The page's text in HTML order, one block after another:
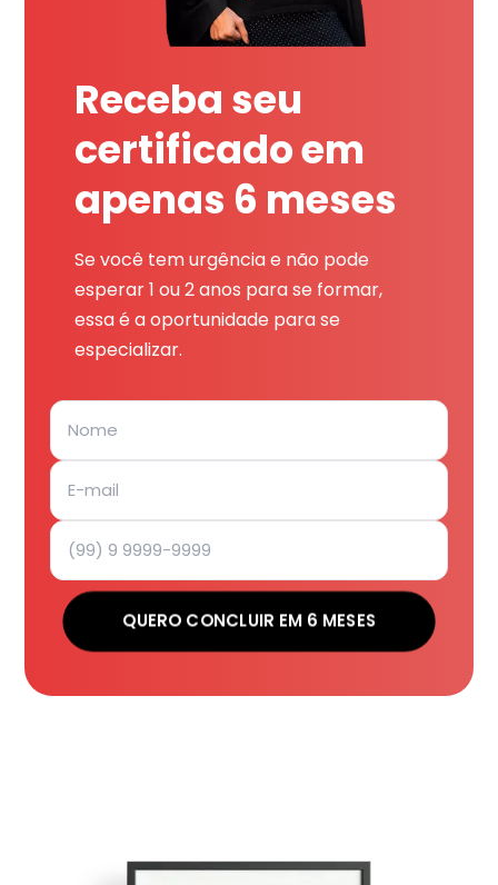
Receba seu
certificado em
apenas 6 meses
Se você tem urgência e não pode
esperar 1 ou 2 anos para se formar,
essa é a oportunidade para se
especializar.
QUERO CONCLUIR EM 6 MESES